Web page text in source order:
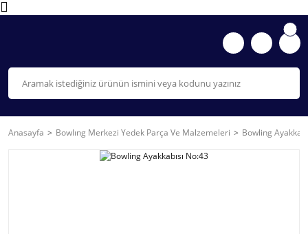
Anasayfa Bowlıng Merkezi Yedek Parça Ve Malzemeleri Bowling